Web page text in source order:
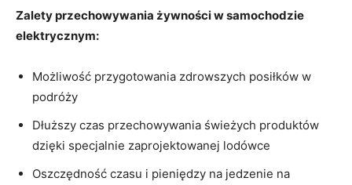
Zalety‍ przechowywania żywności w​ samochodzie
elektrycznym:
Możliwość przygotowania zdrowszych posiłków w
‌podróży
Dłuższy czas przechowywania świeżych ⁢produktów
dzięki specjalnie zaprojektowanej lodówce
Oszczędność ⁢czasu i pieniędzy‍ na jedzenie​ na